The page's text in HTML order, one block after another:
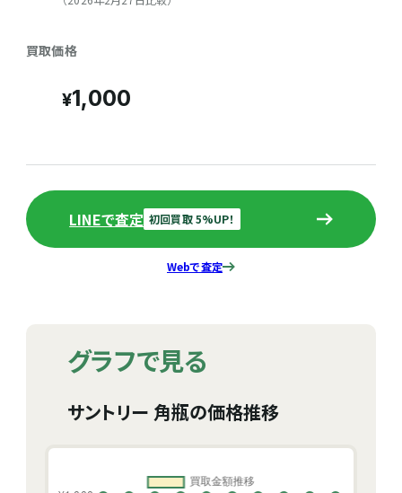
買取価格
1,000
LINEで査定 初回買取 5%UP！
Webで査定
グラフで見る
サントリー 角瓶の価格推移